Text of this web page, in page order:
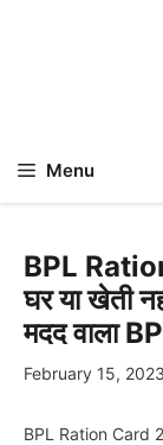
Menu
BPL
घर या खेती
मदद वाला
February 15, 2023
BPL Ration Card